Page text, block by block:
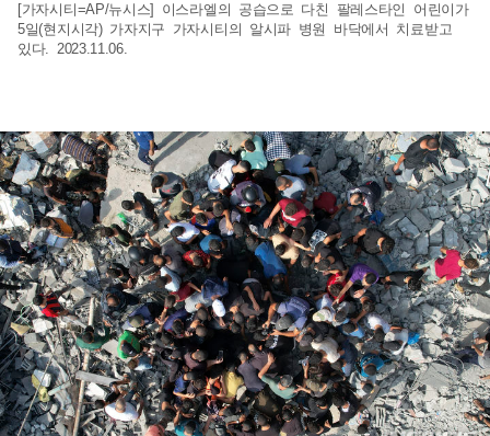
[가자시티=AP/뉴시스] 이스라엘의 공습으로 다친 팔레스타인 어린이가
5일(현지시각) 가자지구 가자시티의 알시파 병원 바닥에서 치료받고
있다. 2023.11.06.